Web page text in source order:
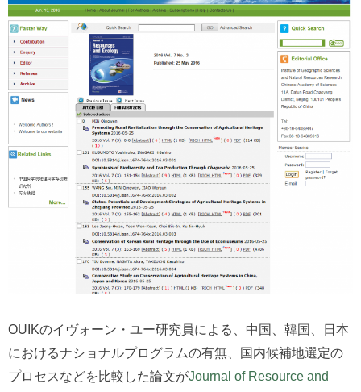
OUIKのイヴォーン・ユー研究員による、中国、韓国、日本
におけるナショナルプログラムの有無、国内候補地選定の
プロセスなどを比較した論文がJournal of Resource and